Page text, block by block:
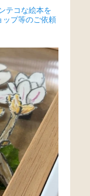
テコな絵本を
ップ等のご依頼